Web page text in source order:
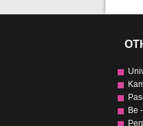
Be